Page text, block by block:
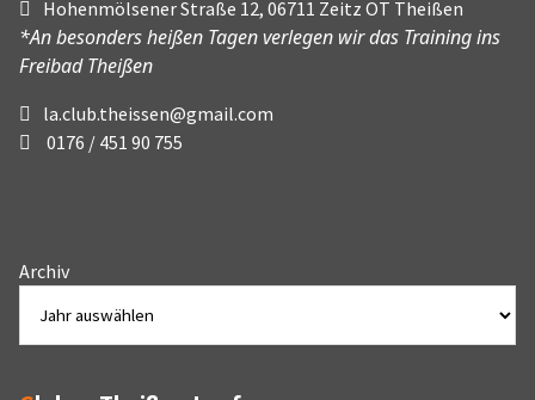
Hohenmölsener Straße 12, 06711 Zeitz OT Theißen
*An besonders heißen Tagen verlegen wir das Training ins
Freibad Theißen
la.club.theissen@gmail.com
0176 / 451 90 755
Archiv